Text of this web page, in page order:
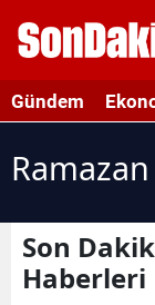
Gündem
Son
Haberleri